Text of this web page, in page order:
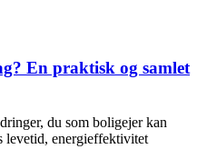
En praktisk og samlet
du som boligejer kan
levetid, energieffektivitet